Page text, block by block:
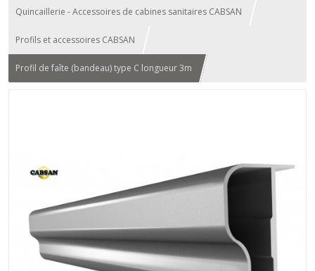
Quincaillerie - Accessoires de cabines sanitaires CABSAN
Profils et accessoires CABSAN
Profil de faîte (bandeau) type C longueur 3m